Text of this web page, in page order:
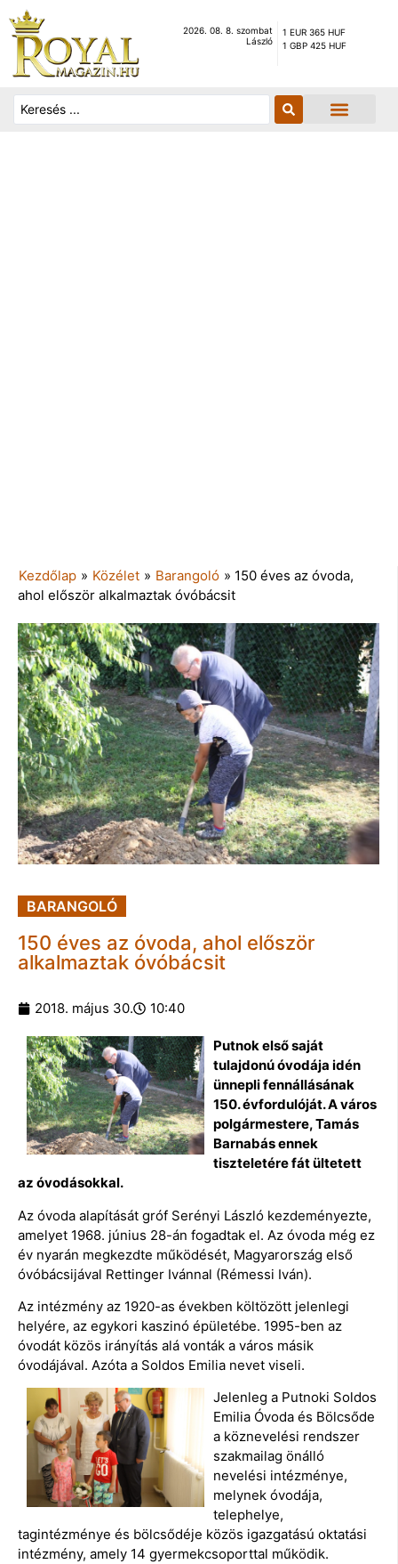
2026. 08. 8. szombat
László
1 EUR 365 HUF
1 GBP 425 HUF
Kezdőlap » Közélet » Barangoló » 150 éves az óvoda,
ahol először alkalmaztak óvóbácsit
BARANGOLÓ
150 éves az óvoda, ahol először
alkalmaztak óvóbácsit
2018. május 30. 10:40
Putnok első saját
tulajdonú óvodája idén
ünnepli fennállásának
150. évfordulóját. A város
polgármestere, Tamás
Barnabás ennek
tiszteletére fát ültetett
az óvodásokkal.
Az óvoda alapítását gróf Serényi László kezdeményezte,
amelyet 1968. június 28-án fogadtak el. Az óvoda még ez
év nyarán megkezdte működését, Magyarország első
óvóbácsijával Rettinger Ivánnal (Rémessi Iván).
Az intézmény az 1920-as években költözött jelenlegi
helyére, az egykori kaszinó épületébe. 1995-ben az
óvodát közös irányítás alá vonták a város másik
óvodájával. Azóta a Soldos Emilia nevet viseli.
Jelenleg a Putnoki Soldos
Emilia Óvoda és Bölcsőde
a köznevelési rendszer
szakmailag önálló
nevelési intézménye,
melynek óvodája,
telephelye,
tagintézménye és bölcsődéje közös igazgatású oktatási
intézmény, amely 14 gyermekcsoporttal működik.